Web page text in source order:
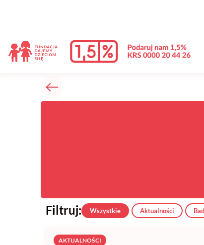
Filtruj: Wszystkie Aktualności
AKTUALNOŚCI